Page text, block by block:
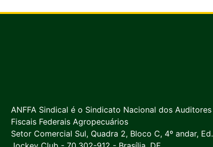
ANFFA Sindical é o Sindicato Nacional dos Auditores
Fiscais Federais Agropecuários
Setor Comercial Sul, Quadra 2, Bloco C, 4º andar, Ed.